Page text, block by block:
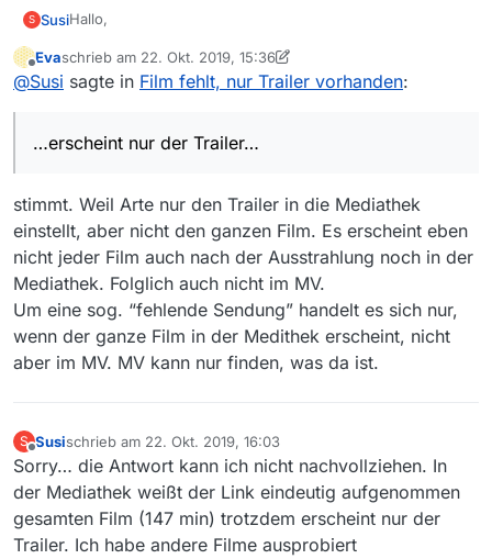
S SusiHallo,
Hier ist der Link
Es wird zwar auf den ganzen Film verwiesen (147 min.)
Offline
Evaschrieb am 22. Okt. 2019, 15:36
zuletzt editiert von Eva
@Susi sagte in Film fehlt, nur Trailer vorhanden:
…erscheint nur der Trailer…
stimmt. Weil Arte nur den Trailer in die Mediathek
einstellt, aber nicht den ganzen Film. Es erscheint eben
nicht jeder Film auch nach der Ausstrahlung noch in der
Mediathek. Folglich auch nicht im MV.
Um eine sog. “fehlende Sendung” handelt es sich nur,
wenn der ganze Film in der Medithek erscheint, nicht
aber im MV. MV kann nur finden, was da ist.
S Susischrieb am 22. Okt. 2019, 16:03
zuletzt editiert von
Sorry… die Antwort kann ich nicht nachvollziehen. In
der Mediathek weißt der Link eindeutig aufgenommen
gesamten Film (147 min) trotzdem erscheint nur der
Trailer. Ich habe andere Filme ausprobiert